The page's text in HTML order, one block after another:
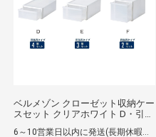
ベルメゾン クローゼット収納ケー
スセット クリアホワイト D・引出
6～10営業日以内に発送(長期休暇除く)